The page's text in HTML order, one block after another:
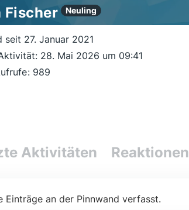
Fischer Neuling
seit 27. Januar 2021
28. Mai 2026 um 09:41
989
Aktivitäten Reaktionen
Einträge an der Pinnwand verfasst.